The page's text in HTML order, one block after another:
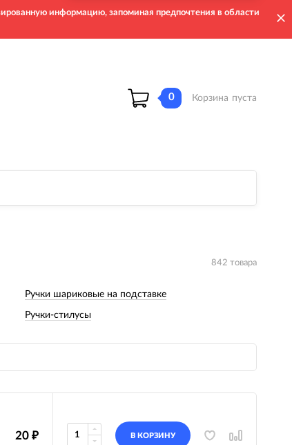
информацию, запоминая предпочтения в области
0 Корзина пуста
842 товара
Ручки шариковые на подставке
Ручки-стилусы
20 ₽ В КОРЗИНУ